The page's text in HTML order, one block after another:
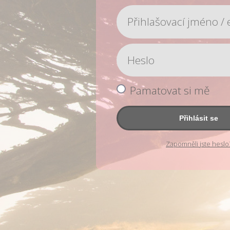
Pamatovat si mě
Přihlásit se
Zapomněli jste